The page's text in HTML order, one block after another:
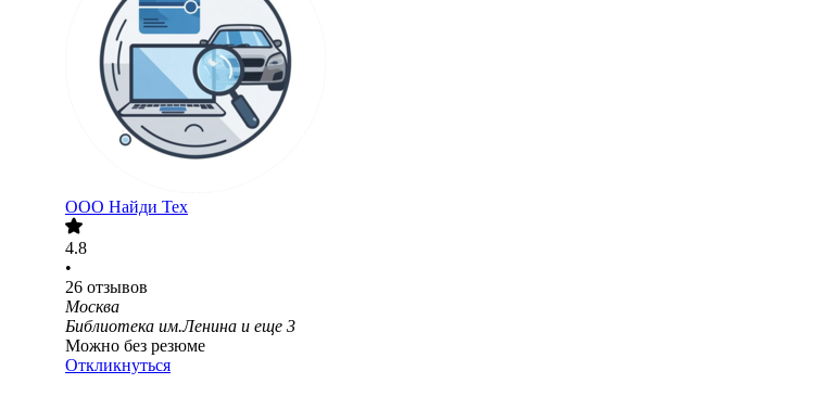
ООО Найди Тех
4.8
•
26 отзывов
Москва
Библиотека им.Ленина и еще 3
Можно без резюме
Откликнуться